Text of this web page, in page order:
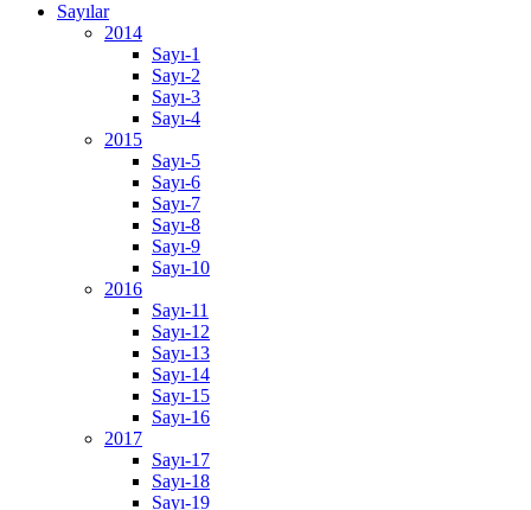
Sayılar
2014
Sayı-1
Sayı-2
Sayı-3
Sayı-4
2015
Sayı-5
Sayı-6
Sayı-7
Sayı-8
Sayı-9
Sayı-10
2016
Sayı-11
Sayı-12
Sayı-13
Sayı-14
Sayı-15
Sayı-16
2017
Sayı-17
Sayı-18
Sayı-19